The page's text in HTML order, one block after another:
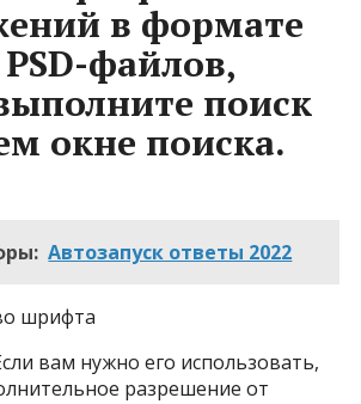
в формате
файлов,
поиск
окне поиска.
Автозапуск ответы 2022
шрифта
вам нужно его использовать,
разрешение от